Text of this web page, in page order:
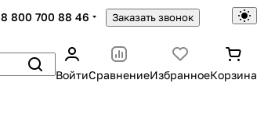
8 800 700 88 46 Заказать звонок
ВойтиСравнениеИзбранноеКорзина